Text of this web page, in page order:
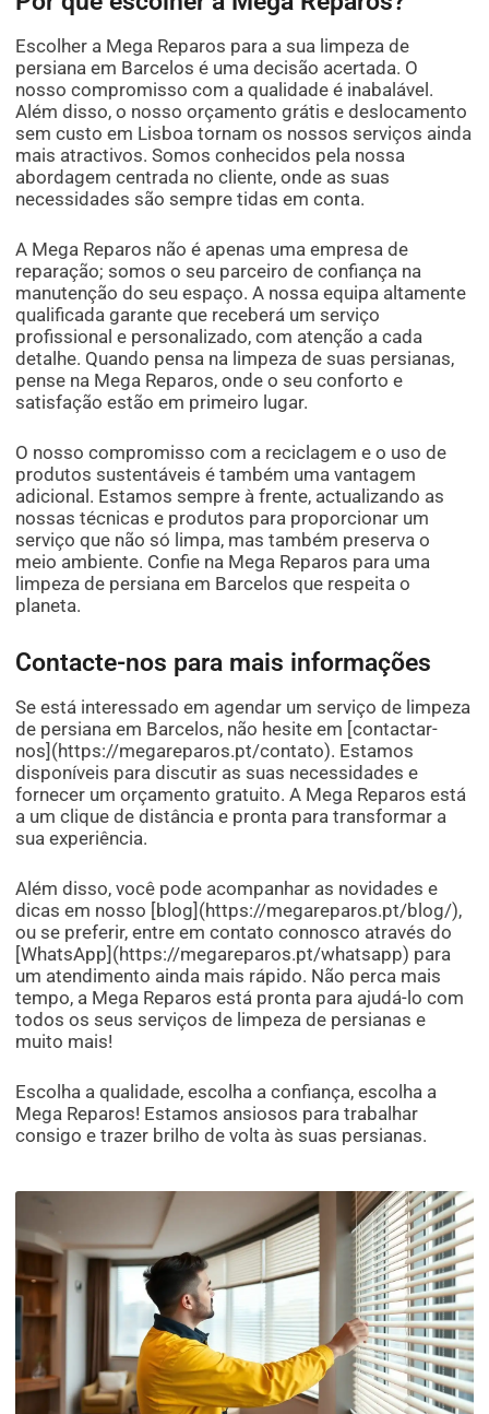
Escolher a Mega Reparos para a sua limpeza de
persiana em Barcelos é uma decisão acertada. O
nosso compromisso com a qualidade é inabalável.
Além disso, o nosso orçamento grátis e deslocamento
sem custo em Lisboa tornam os nossos serviços ainda
mais atractivos. Somos conhecidos pela nossa
abordagem centrada no cliente, onde as suas
necessidades são sempre tidas em conta.
A Mega Reparos não é apenas uma empresa de
reparação; somos o seu parceiro de confiança na
manutenção do seu espaço. A nossa equipa altamente
qualificada garante que receberá um serviço
profissional e personalizado, com atenção a cada
detalhe. Quando pensa na limpeza de suas persianas,
pense na Mega Reparos, onde o seu conforto e
satisfação estão em primeiro lugar.
O nosso compromisso com a reciclagem e o uso de
produtos sustentáveis é também uma vantagem
adicional. Estamos sempre à frente, actualizando as
nossas técnicas e produtos para proporcionar um
serviço que não só limpa, mas também preserva o
meio ambiente. Confie na Mega Reparos para uma
limpeza de persiana em Barcelos que respeita o
planeta.
Contacte-nos para mais informações
Se está interessado em agendar um serviço de limpeza
de persiana em Barcelos, não hesite em [contactar-
nos](https://megareparos.pt/contato). Estamos
disponíveis para discutir as suas necessidades e
fornecer um orçamento gratuito. A Mega Reparos está
a um clique de distância e pronta para transformar a
sua experiência.
Além disso, você pode acompanhar as novidades e
dicas em nosso [blog](https://megareparos.pt/blog/),
ou se preferir, entre em contato connosco através do
[WhatsApp](https://megareparos.pt/whatsapp) para
um atendimento ainda mais rápido. Não perca mais
tempo, a Mega Reparos está pronta para ajudá-lo com
todos os seus serviços de limpeza de persianas e
muito mais!
Escolha a qualidade, escolha a confiança, escolha a
Mega Reparos! Estamos ansiosos para trabalhar
consigo e trazer brilho de volta às suas persianas.